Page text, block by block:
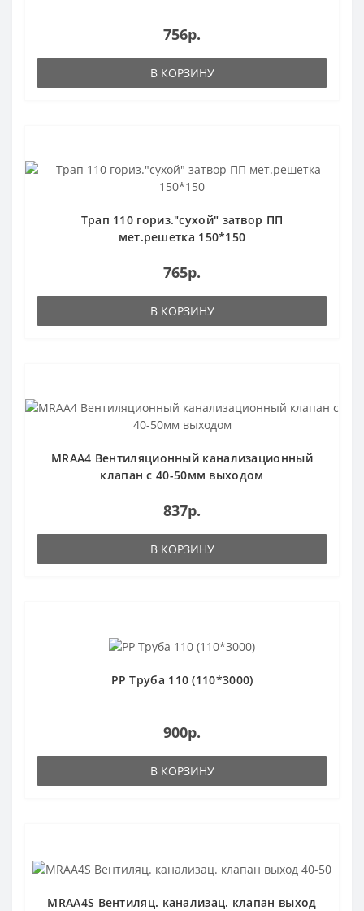
756р.
В КОРЗИНУ
Трап 110 гориз."сухой" затвор ПП
мет.решетка 150*150
765р.
В КОРЗИНУ
MRAA4 Вентиляционный канализационный
клапан с 40-50мм выходом
837р.
В КОРЗИНУ
РР Труба 110 (110*3000)
900р.
В КОРЗИНУ
MRAA4S Вентиляц. канализац. клапан выход